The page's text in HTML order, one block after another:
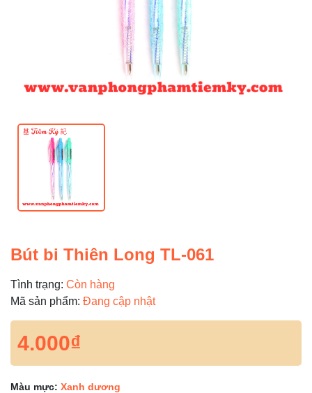
Bút bi Thiên Long TL-061
Tình trạng: Còn hàng
Mã sản phẩm: Đang cập nhật
4.000₫
Màu mực: Xanh dương